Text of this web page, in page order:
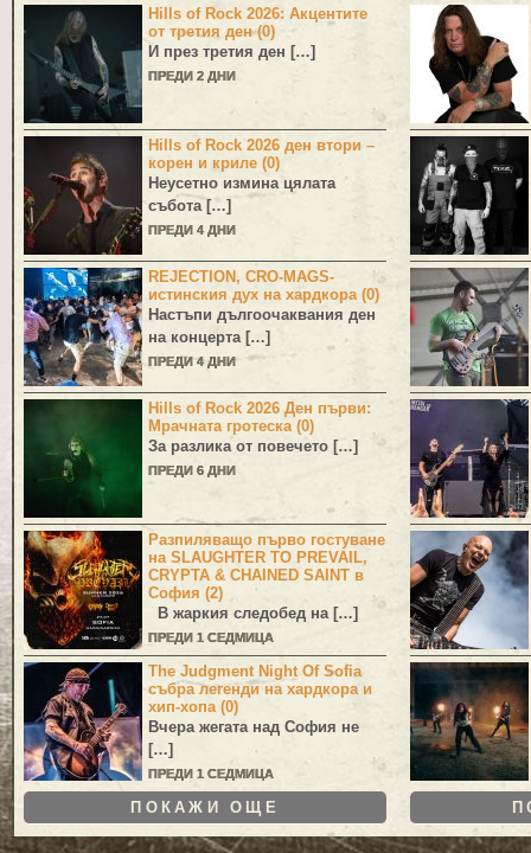
Hills of Rock 2026: Акцентите
от третия ден (0)
И през третия ден […]
ПРЕДИ 2 ДНИ
Hills of Rock 2026 ден втори –
корен и криле (0)
Неусетно измина цялата
събота […]
ПРЕДИ 4 ДНИ
REJECTION, CRO-MAGS-
истинския дух на хардкора (0)
Настъпи дългоочаквания ден
на концерта […]
ПРЕДИ 4 ДНИ
Hills of Rock 2026 Ден първи:
Мрачната гротеска (0)
За разлика от повечето […]
ПРЕДИ 6 ДНИ
Разпиляващо първо гостуване
на SLAUGHTER TO PREVAIL,
CRYPTA & CHAINED SAINT в
София (2)
В жаркия следобед на […]
ПРЕДИ 1 СЕДМИЦА
The Judgment Night Of Sofia
събра легенди на хардкора и
хип-хопа (0)
Вчера жегата над София не
[…]
ПРЕДИ 1 СЕДМИЦА
ПОКАЖИ ОЩЕ